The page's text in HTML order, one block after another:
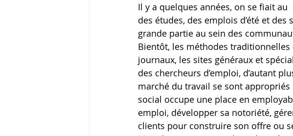
Il y a quelques années, on se fiait au
des études, des emplois d’été et
grande partie au sein des
Bientôt, les méthodes traditionnelles
journaux, les sites généraux et
des chercheurs d’emploi, d’autant
marché du travail se sont
social occupe une place en
emploi, développer sa notoriété,
clients pour construire son offre ou